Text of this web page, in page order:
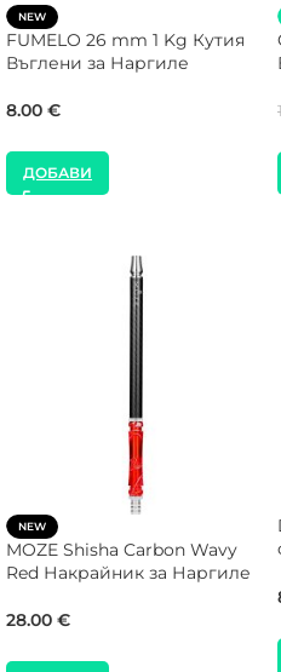
NEW
FUMELO 26 mm 1 Kg Кутия
Въглени за Наргиле
8.00 €
ДОБАВИ
NEW
MOZE Shisha Carbon Wavy
Red Накрайник за Наргиле
28.00 €